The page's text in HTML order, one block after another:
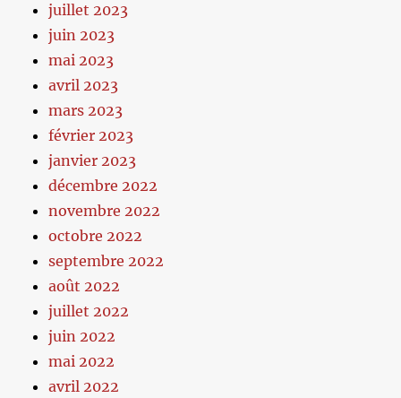
juillet 2023
juin 2023
mai 2023
avril 2023
mars 2023
février 2023
janvier 2023
décembre 2022
novembre 2022
octobre 2022
septembre 2022
août 2022
juillet 2022
juin 2022
mai 2022
avril 2022